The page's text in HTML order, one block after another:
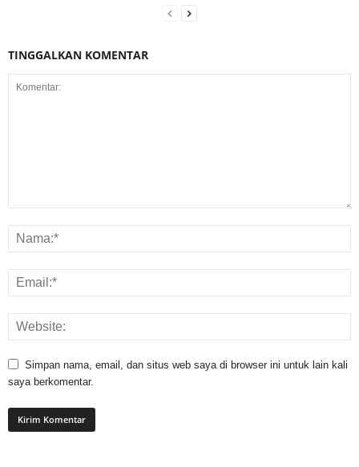
TINGGALKAN KOMENTAR
Simpan nama, email, dan situs web saya di browser ini untuk lain kali
saya berkomentar.